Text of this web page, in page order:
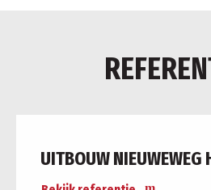
UITBOUW NIEUWEWEG